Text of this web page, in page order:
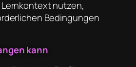
nutzen,
Bedingungen
kann